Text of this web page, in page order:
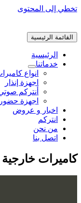
تخطي إلى المحتوى
القائمة الرئيسية
الرئيسية
خدماتنا
انواع
اجهزة إنذار
أنتركم
اجهزة
اخبار و عروض
انتركم
من نحن
اتصل بنا
كاميرات